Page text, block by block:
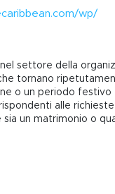
wp/
settore della
tornano
o un periodo
alle
sia un matrimonio o